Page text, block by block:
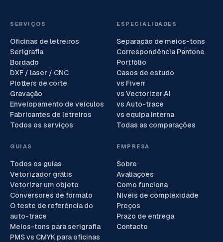
SERVIÇOS
Oficinas de letreiros
Serigrafia
Bordado
DXF / laser / CNC
Plotters de corte
Gravação
Envelopamento de veículos
Fabricantes de letreiros
Todos os serviços
ESPECIALIDADES
Separação de meios-tons
Correspondência Pantone
Portfólio
Casos de estudo
vs Fiverr
vs Vectorizer.AI
vs Auto-trace
vs equipa interna
Todas as comparações
GUIAS
Todos os guias
Vetorizador grátis
Vetorizar um objeto
Conversores de formato
O teste de referência do
auto-trace
Meios-tons para serigrafia
PMS vs CMYK para oficinas
EMPRESA
Sobre
Avaliações
Como funciona
Níveis de complexidade
Preços
Prazo de entrega
Contacto